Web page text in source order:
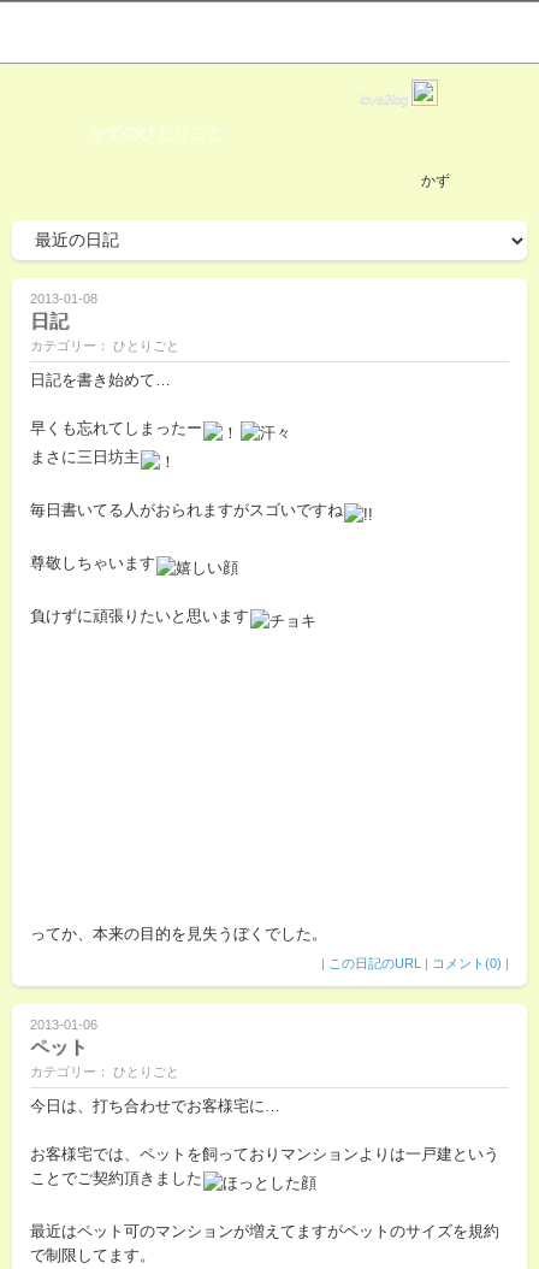
love2log
かずのひとりごと
かず
2013-01-08
日記
カテゴリー： ひとりごと
日記を書き始めて…
早くも忘れてしまったー
まさに三日坊主
毎日書いてる人がおられますがスゴいですね
尊敬しちゃいます
負けずに頑張りたいと思います
ってか、本来の目的を見失うぼくでした。
| この日記のURL | コメント(0) |
2013-01-06
ペット
カテゴリー： ひとりごと
今日は、打ち合わせでお客様宅に…
お客様宅では、ペットを飼っておりマンションよりは一戸建という
ことでご契約頂きました
最近はペット可のマンションが増えてますがペットのサイズを規約
で制限してます。